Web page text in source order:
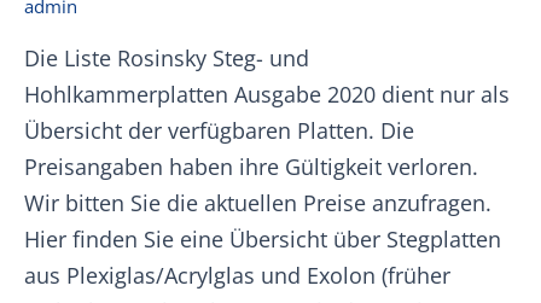
admin
Die Liste Rosinsky Steg- und
Hohlkammerplatten Ausgabe 2020 dient nur als
Übersicht der verfügbaren Platten. Die
Preisangaben haben ihre Gültigkeit verloren.
Wir bitten Sie die aktuellen Preise anzufragen.
Hier finden Sie eine Übersicht über Stegplatten
aus Plexiglas/Acrylglas und Exolon (früher